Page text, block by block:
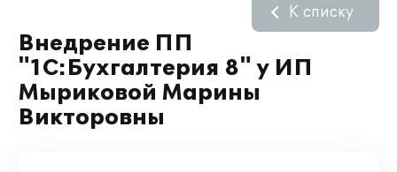
Внедрение ПП
"1С:Бухгалтерия 8" у ИП
Мыриковой Марины
Викторовны
К списку